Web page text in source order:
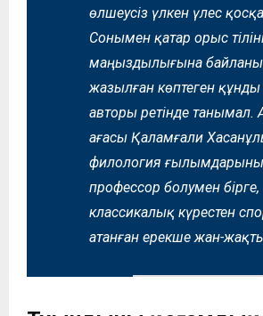
өлшеусіз үлкен үлес
Сонымен қатар орыс
маңыздылығына
жазылған көптеген құнды
авторы ретінде танымал.
ағасы Қаламғали
филология
профессор болумен бірге,
классикалық күрестен
атанған ерекше жан-